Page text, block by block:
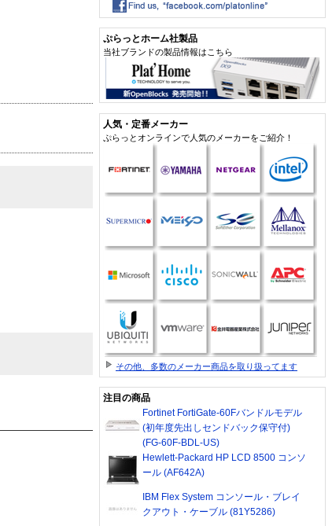
ぷらっとホーム社製品
当社ブランドの製品情報はこちら
人気・定番メーカー
ぷらっとオンラインで人気のメーカーをご紹介！
その他、多数のメーカー商品を取り扱ってます
注目の商品
Fortinet FortiGate-60Fバンドルモデル
(初年度先出しセンドバック保守付)
(FG-60F-BDL-US)
Hewlett-Packard HP LCD 8500 コンソ
ール (AF642A)
IBM Flex System コンソール・ブレイ
クアウト・ケーブル (81Y5286)